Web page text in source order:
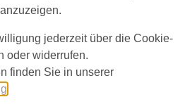
Ansatz
jederzeit über die Cookie-
oder widerrufen.
finden Sie in unserer